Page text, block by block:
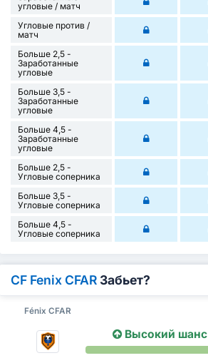
угловые / матч
Угловые против /
матч
Больше 2,5 -
Заработанные
угловые
Больше 3,5 -
Заработанные
угловые
Больше 4,5 -
Заработанные
угловые
Больше 2,5 -
Угловые соперника
Больше 3,5 -
Угловые соперника
Больше 4,5 -
Угловые соперника
CF Fenix CFAR Забьет?
Fénix CFAR
Высокий шанс